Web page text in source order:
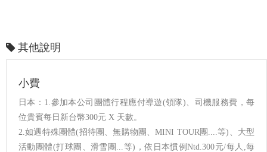
其他說明
小費
日本：1.參加本公司團體行程應付導遊(領隊)、司機服務費，每
位貴賓每日新台幣300元 X 天數。
2.如遇特殊團體(招待團、無購物團、MINI TOUR團....等)、大型
活動團體(打球團、滑雪團...等)，依日本慣例Ntd.300元/每人,每